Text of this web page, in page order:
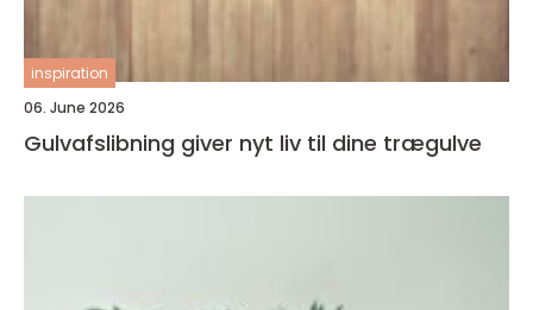
inspiration
06. June 2026
Gulvafslibning giver nyt liv til dine trægulve